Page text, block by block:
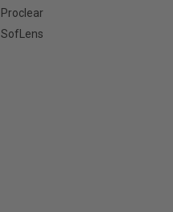
Proclear
SofLens